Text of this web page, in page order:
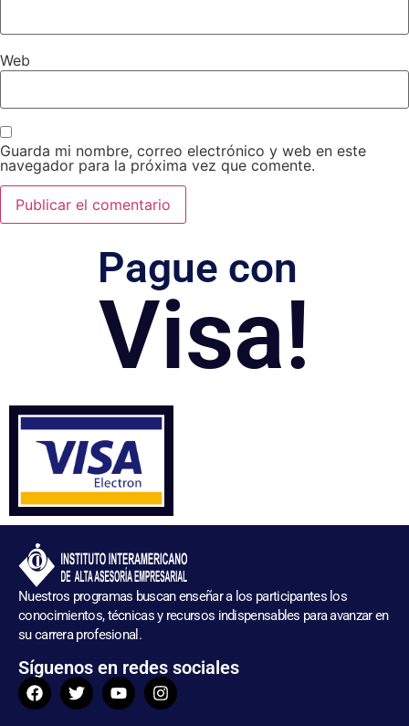
Web
Guarda mi nombre, correo electrónico y web en este
navegador para la próxima vez que comente.
Pague con
Visa!
Nuestros programas buscan enseñar a los participantes los
conocimientos, técnicas y recursos indispensables para avanzar en
su carrera profesional.
Síguenos en redes sociales